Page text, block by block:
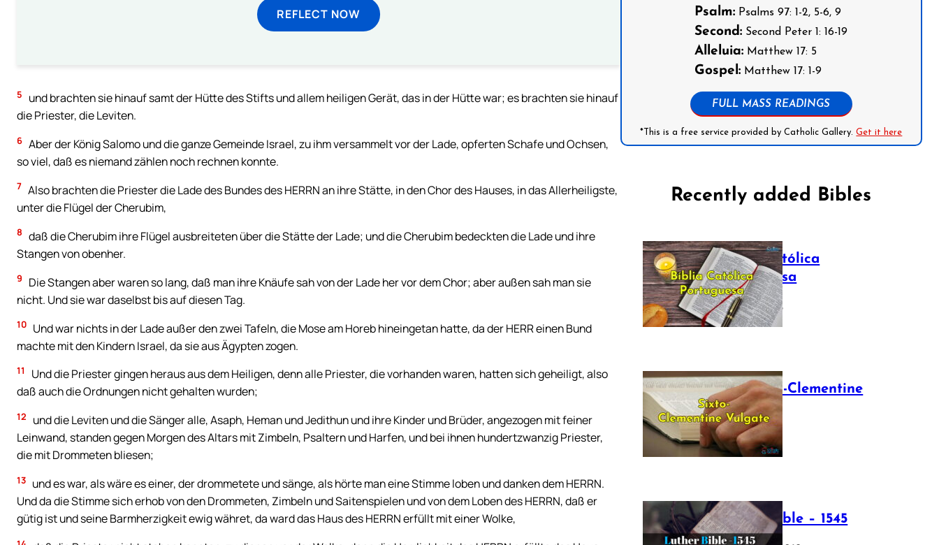
REFLECT NOW
5
und brachten sie hinauf samt der Hütte des Stifts und allem heiligen Gerät, das in der Hütte war; es brachten sie hinauf
die Priester, die Leviten.
6 Aber der König Salomo und die ganze Gemeinde Israel, zu ihm versammelt vor der Lade, opferten Schafe und Ochsen,
so viel, daß es niemand zählen noch rechnen konnte.
7 Also brachten die Priester die Lade des Bundes des HERRN an ihre Stätte, in den Chor des Hauses, in das Allerheiligste,
unter die Flügel der Cherubim,
8 daß die Cherubim ihre Flügel ausbreiteten über die Stätte der Lade; und die Cherubim bedeckten die Lade und ihre
Stangen von obenher.
9
Die Stangen aber waren so lang, daß man ihre Knäufe sah von der Lade her vor dem Chor; aber außen sah man sie
nicht. Und sie war daselbst bis auf diesen Tag.
10 Und war nichts in der Lade außer den zwei Tafeln, die Mose am Horeb hineingetan hatte, da der HERR einen Bund
machte mit den Kindern Israel, da sie aus Ägypten zogen.
11
Und die Priester gingen heraus aus dem Heiligen, denn alle Priester, die vorhanden waren, hatten sich geheiligt, also
daß auch die Ordnungen nicht gehalten wurden;
12
und die Leviten und die Sänger alle, Asaph, Heman und Jedithun und ihre Kinder und Brüder, angezogen mit feiner
Leinwand, standen gegen Morgen des Altars mit Zimbeln, Psaltern und Harfen, und bei ihnen hundertzwanzig Priester,
die mit Drommeten bliesen;
13 und es war, als wäre es einer, der drommetete und sänge, als hörte man eine Stimme loben und danken dem HERRN.
Und da die Stimme sich erhob von den Drommeten, Zimbeln und Saitenspielen und von dem Loben des HERRN, daß er
gütig ist und seine Barmherzigkeit ewig währet, da ward das Haus des HERRN erfüllt mit einer Wolke,
Psalm: Psalms 97: 1-2, 5-6, 9
Second: Second Peter 1: 16-19
Alleluia: Matthew 17: 5
Gospel: Matthew 17: 1-9
FULL MASS READINGS
*This is a free service provided by Catholic Gallery.Get it here
Recently added Bibles
Bíblia Católica
Portuguesa
July 16, 2025
The Sixto-Clementine
Vulgate
July 12, 2025
Luther Bible – 1545